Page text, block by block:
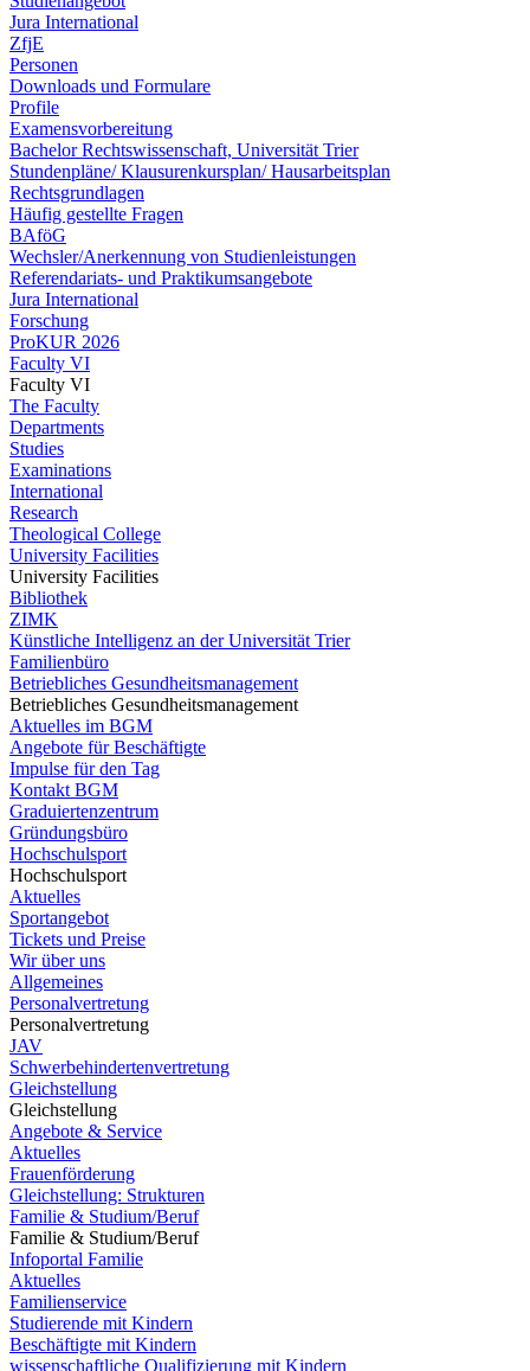
Jura International
ZfjE
Personen
Downloads und Formulare
Profile
Examensvorbereitung
Bachelor Rechtswissenschaft, Universität Trier
Stundenpläne/ Klausurenkursplan/ Hausarbeitsplan
Rechtsgrundlagen
Häufig gestellte Fragen
BAföG
Wechsler/Anerkennung von Studienleistungen
Referendariats- und Praktikumsangebote
Jura International
Forschung
ProKUR 2026
Faculty VI
Faculty VI
The Faculty
Departments
Studies
Examinations
International
Research
Theological College
University Facilities
University Facilities
Bibliothek
ZIMK
Künstliche Intelligenz an der Universität Trier
Familienbüro
Betriebliches Gesundheitsmanagement
Betriebliches Gesundheitsmanagement
Aktuelles im BGM
Angebote für Beschäftigte
Impulse für den Tag
Kontakt BGM
Graduiertenzentrum
Gründungsbüro
Hochschulsport
Hochschulsport
Aktuelles
Sportangebot
Tickets und Preise
Wir über uns
Allgemeines
Personalvertretung
Personalvertretung
JAV
Schwerbehindertenvertretung
Gleichstellung
Gleichstellung
Angebote & Service
Aktuelles
Frauenförderung
Gleichstellung: Strukturen
Familie & Studium/Beruf
Familie & Studium/Beruf
Infoportal Familie
Aktuelles
Familienservice
Studierende mit Kindern
Beschäftigte mit Kindern
wissenschaftliche Qualifizierung mit Kindern